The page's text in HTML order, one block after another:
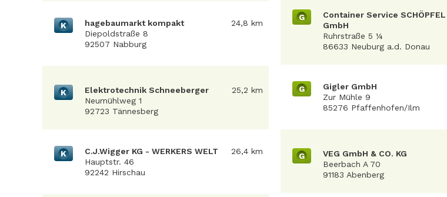
K
hagebaumarkt kompakt
Diepoldstraße 8
92507 Nabburg
24,8 km
K
Elektrotechnik Schneeberger
Neumühlweg 1
92723 Tännesberg
25,2 km
K
C.J.Wigger KG - WERKERS WELT
Hauptstr. 46
92242 Hirschau
26,4 km
G
Container Service SCHÖPFEL
GmbH
Ruhrstraße 5 ¼
86633 Neuburg a.d. Donau
G
Gigler GmbH
Zur Mühle 9
85276 Pfaffenhofen/Ilm
G
VEG GmbH & CO. KG
Beerbach A 70
91183 Abenberg